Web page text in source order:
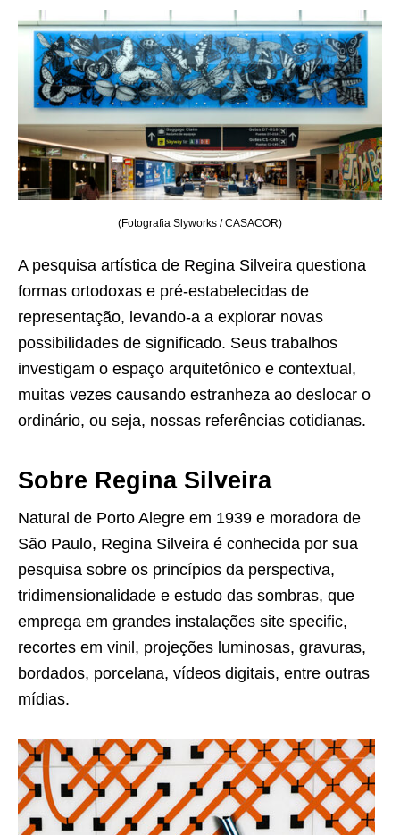
(Fotografia Slyworks / CASACOR)
A pesquisa artística de Regina Silveira questiona
formas ortodoxas e pré-estabelecidas de
representação, levando-a a explorar novas
possibilidades de significado. Seus trabalhos
investigam o espaço arquitetônico e contextual,
muitas vezes causando estranheza ao deslocar o
ordinário, ou seja, nossas referências cotidianas.
Sobre Regina Silveira
Natural de Porto Alegre em 1939 e moradora de
São Paulo, Regina Silveira é conhecida por sua
pesquisa sobre os princípios da perspectiva,
tridimensionalidade e estudo das sombras, que
emprega em grandes instalações site specific,
recortes em vinil, projeções luminosas, gravuras,
bordados, porcelana, vídeos digitais, entre outras
mídias.